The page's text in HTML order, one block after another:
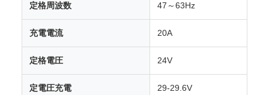
定格周波数 47～63Hz
充電電流 20A
定格電圧 24V
定電圧充電 29-29.6V